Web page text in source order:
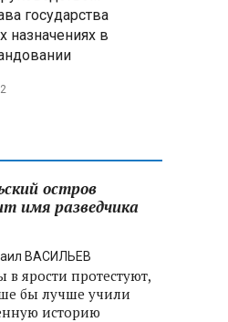
ЕАЭС
три соглашения по
Лукашенко:
деревни
РФ: установлен
области
государства
назначениях в
остров
имя разведчика
ВАСИЛЬЕВ
в ярости протестуют,
бы лучше учили
историю